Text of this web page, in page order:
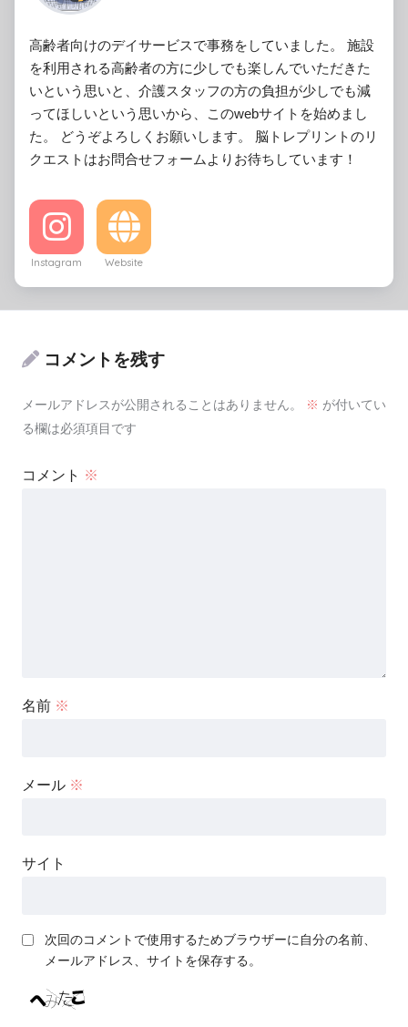
高齢者向けのデイサービスで事務をしていました。 施設
を利用される高齢者の方に少しでも楽しんでいただきた
いという思いと、介護スタッフの方の負担が少しでも減
ってほしいという思いから、このwebサイトを始めまし
た。 どうぞよろしくお願いします。 脳トレプリントのリ
クエストはお問合せフォームよりお待ちしています！
Instagram Website
コメントを残す
メールアドレスが公開されることはありません。 ※ が付いてい
る欄は必須項目です
コメント ※
名前 ※
メール ※
サイト
次回のコメントで使用するためブラウザーに自分の名前、
メールアドレス、サイトを保存する。